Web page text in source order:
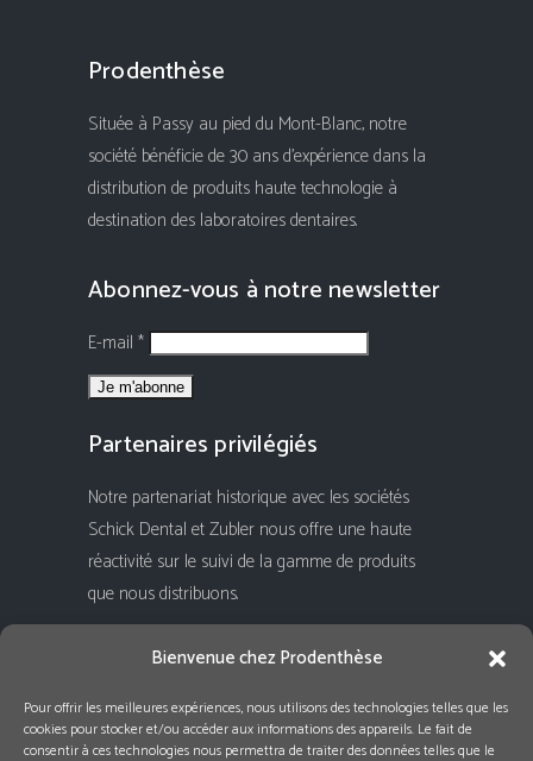
Bienvenue chez Prodenthèse
Pour offrir les meilleures expériences, nous utilisons des technologies telles que les
cookies pour stocker et/ou accéder aux informations des appareils. Le fait de
consentir à ces technologies nous permettra de traiter des données telles que le
Prodenthèse
Située à Passy au pied du Mont-Blanc, notre
société bénéficie de 30 ans d'expérience dans la
distribution de produits haute technologie à
destination des laboratoires dentaires.
Abonnez-vous à notre newsletter
E-mail *
Partenaires privilégiés
Notre partenariat historique avec les sociétés
Schick Dental et Zubler nous offre une haute
réactivité sur le suivi de la gamme de produits
que nous distribuons.
Rejoignez-nous !